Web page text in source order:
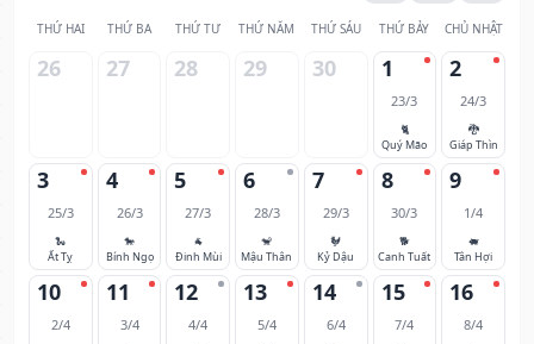
THỨ HAI THỨ BA THỨ TƯ THỨ NĂM THỨ SÁU THỨ BẢY CHỦ NHẬT
26 27 28 29 30 1
23/3
🐈
Quý Mão
2
24/3
🐉
Giáp Thìn
3
25/3
🐍
Ất Tỵ
4
26/3
🐎
Bính Ngọ
5
27/3
🐐
Đinh Mùi
6
28/3
🐒
Mậu Thân
7
29/3
🐓
Kỷ Dậu
8
30/3
🐕
Canh Tuất
9
1/4
🐖
Tân Hợi
10
2/4
11
3/4
12
4/4
13
5/4
14
6/4
15
7/4
16
8/4